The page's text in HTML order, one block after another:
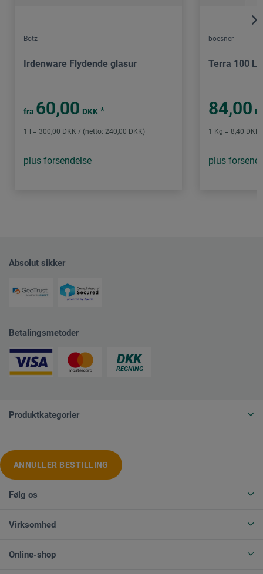
Botz
Irdenware Flydende glasur
fra 60,00 DKK *
1 l = 300,00 DKK / (netto: 240,00 DKK)
plus forsendelse
boesner
Terra 100
84,00
1 Kg = 8,40
plus
Absolut sikker
Betalingsmetoder
Produktkategorier
ANNULLER BESTILLING
Følg os
Virksomhed
Online-shop